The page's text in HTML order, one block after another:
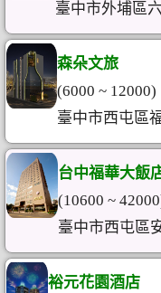
臺中市外埔區
森朵文旅
(6000 ~ 12000)
臺中市西屯區
台中福華大飯
(10600 ~
臺中市西屯區
裕元花園酒店